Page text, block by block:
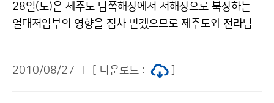
리나라는 기상위성자료 활용기술기반이 취약한 국가를
대상으로 적절한 훈련을 실시함으로써 기상위성기술 공
ommunication, Ocean, and Meteorological Satell
28일(토)은 제주도 남쪽해상에서 서해상으로 북상하는
열대저압부의 영향을 점차 받겠으므로 제주도와 전라남
와 강원도 영서지방은 밤늦게 비가 시작될 것으로 예상된
2010/08/27 [ 다운로드 :